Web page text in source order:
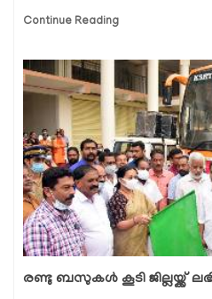
Continue Reading
രണ്ടു ബസുകള്‍ കൂടി ജില്ലയ്ക്ക്